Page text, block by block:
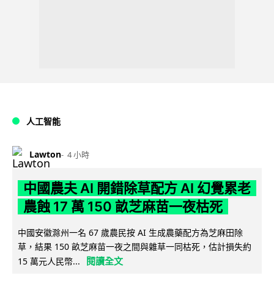
人工智能
Lawton 4 小時
中國農夫 AI 開錯除草配方 AI 幻覺累老
農蝕 17 萬 150 畝芝麻苗一夜枯死
中國安徽滁州一名 67 歲農民按 AI 生成農藥配方為芝麻田除
草，結果 150 畝芝麻苗一夜之間與雜草一同枯死，估計損失約
15 萬元人民幣...
閱讀全文